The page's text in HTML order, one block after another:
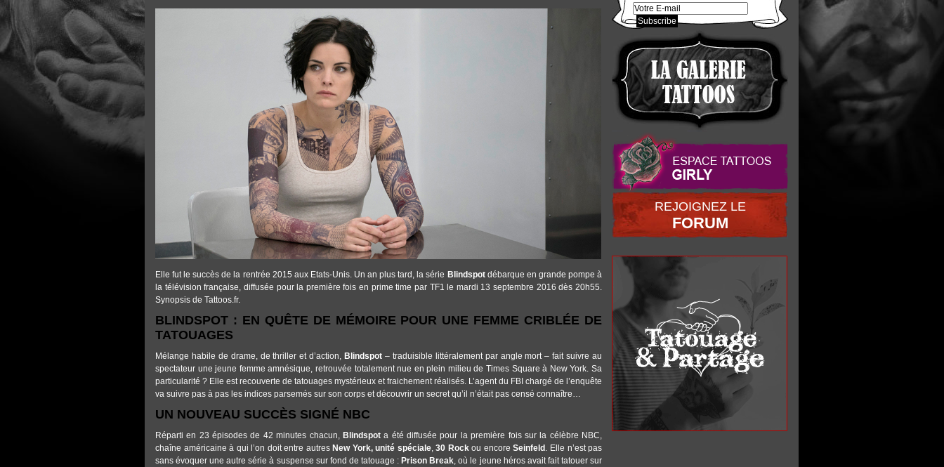
SERIE_BLINDSPOT_DIFFUSION_FRANCE_TATOUAGE_TATTOOS.JPG
Elle fut le succès de la rentrée 2015 aux Etats-Unis. Un an plus tard, la série Blindspot débarque en grande pompe à
la télévision française, diffusée pour la première fois en prime time par TF1 le mardi 13 septembre 2016 dès 20h55.
Synopsis de Tattoos.fr.
BLINDSPOT : EN QUÊTE DE MÉMOIRE POUR UNE FEMME CRIBLÉE DE
TATOUAGES
Mélange habile de drame, de thriller et d’action, Blindspot– traduisible littéralement par angle mort – fait suivre au
spectateur une jeune femme amnésique, retrouvée totalement nue en plein milieu de Times Square à New York. Sa
particularité ? Elle est recouverte de tatouages mystérieux et fraichement réalisés. L’agent du FBI chargé de l’enquête
va suivre pas à pas les indices parsemés sur son corps et découvrir un secret qu’il n’était pas censé connaître…
UN NOUVEAU SUCCÈS SIGNÉ NBC
Réparti en 23 épisodes de 42 minutes chacun, Blindspota été diffusée pour la première fois sur la célèbre NBC,
chaîne américaine à qui l’on doit entre autres New York, unité spéciale,30 Rockou encoreSeinfeld . Elle n’est pas
sans évoquer une autre série à suspense sur fond de tatouage : Prison Break, où le jeune héros avait fait tatouer sur
REJOIGNEZ LE
FORUM